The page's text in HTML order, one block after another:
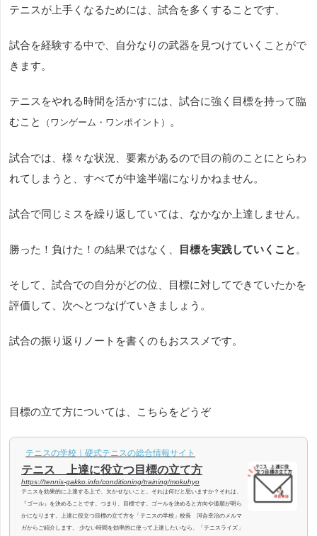
テニスが上手くなるためには、試合を多くすることです、
試合を経験する中で、自分なりの武器を見つけていくことがで
きます。
テニスをやれる時間を活かすには、試合に強く目標を持って臨
むこと
（ワンゲーム・ワンポイント） 。
試合では、様々な状況、要素があるので目の前のことにとらわ
れてしまうと、すべてが中途半端になりかねません。
試合で同じミスを繰り返していては、なかなか上達しません。
勝った！負けた！の結果ではなく、 目標を実践していくこと。
そして、試合での自分がどの位、目標に対してできていたかを
評価して、次へとつなげていきましょう。
試合の振り返りノートを書くのもおススメです。
目標の立て方については、こちらをどうぞ
テニスの学校｜硬式テニスの総合情報サイト
テニス 上達に役立つ目標の立て方
https://tennis-gakko.info/conditioning/training/mokuhyo
テニスを効果的に上達する上で、欠かせないこと。それは何だと思いますか？それは、
『ゴール』を決めることです。つまり、目標です。ゴールを決めると方向や道順が明ら
かになります。上達に役立つ目標の立て方を「テニスの学校」校長 河合幸治のメルマ
ガからご紹介します。 少ない時間を効率的に使って上達したいなら、「テニスライズ」